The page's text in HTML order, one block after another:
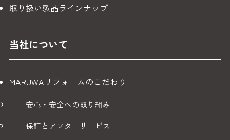
するために、以下の安全対策を実施しております。
個人情報へのアクセス制限（担当者のみがアクセス可
個人情報を含む書類の施錠管理
継続的な社員教育・研修の実施
取り扱い製品ラインナップ
当社について
MARUWAリフォームのこだわり
安心・安全への取り組み
保証とアフターサービス